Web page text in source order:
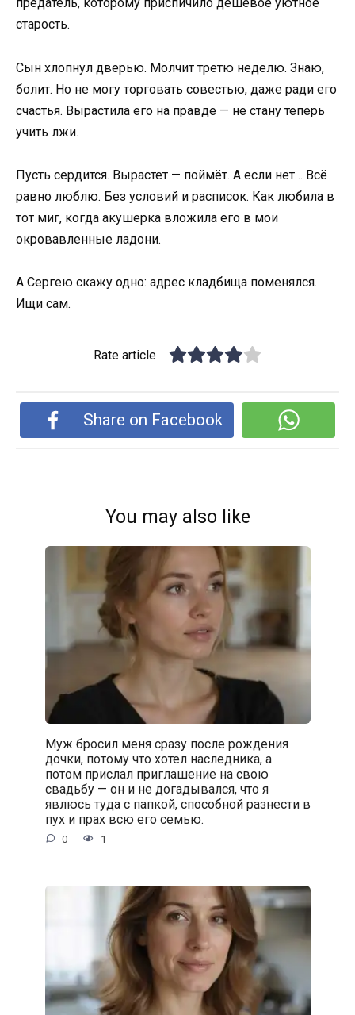
предатель, которому приспичило дешёвое уютное
старость.
Сын хлопнул дверью. Молчит третю неделю. Знаю,
болит. Но не могу торговать совестью, даже ради его
счастья. Вырастила его на правде — не стану теперь
учить лжи.
Пусть сердится. Вырастет — поймёт. А если нет… Всё
равно люблю. Без условий и расписок. Как любила в
тот миг, когда акушерка вложила его в мои
окровавленные ладони.
А Сергею скажу одно: адрес кладбища поменялся.
Ищи сам.
Rate article
Share on Facebook
You may also like
Муж бросил меня сразу после рождения
дочки, потому что хотел наследника, а
потом прислал приглашение на свою
свадьбу — он и не догадывался, что я
явлюсь туда с папкой, способной разнести в
пух и прах всю его семью.
0 1